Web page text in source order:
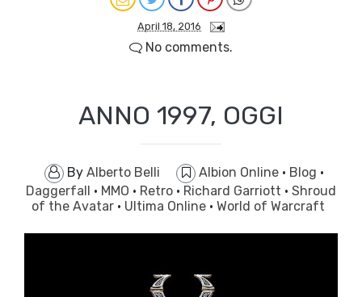
April 18, 2016
No comments.
ANNO 1997, OGGI
By Alberto Belli Albion Online · Blog ·
Daggerfall · MMO · Retro · Richard Garriott · Shroud
of the Avatar · Ultima Online · World of Warcraft